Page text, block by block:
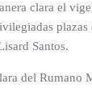
clara el
Santos.
del